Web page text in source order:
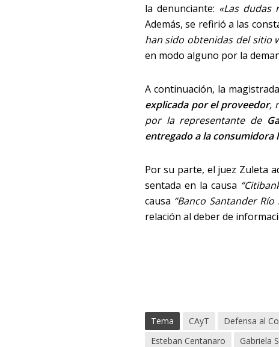
la denunciante: «Las dudas
Además, se refirió a las
han sido obtenidas del sitio
en modo alguno por la
A continuación, la
explicada por el proveedor,
por la representante de
entregado a la consumidora
Por su parte, el juez Zuleta
sentada en la causa
causa “Banco Santander
relación al deber de
Tema CAyT Defensa al
Esteban Centanaro
Gabriela